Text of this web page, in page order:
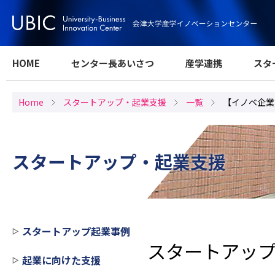
HOME センター長あいさつ 産学連携 スタ
Home スタートアップ・起業支援 一覧 【イノベ企
スタートアップ・起業支援
スタートアップ起業事例
起業に向けた支援
スタートアッ